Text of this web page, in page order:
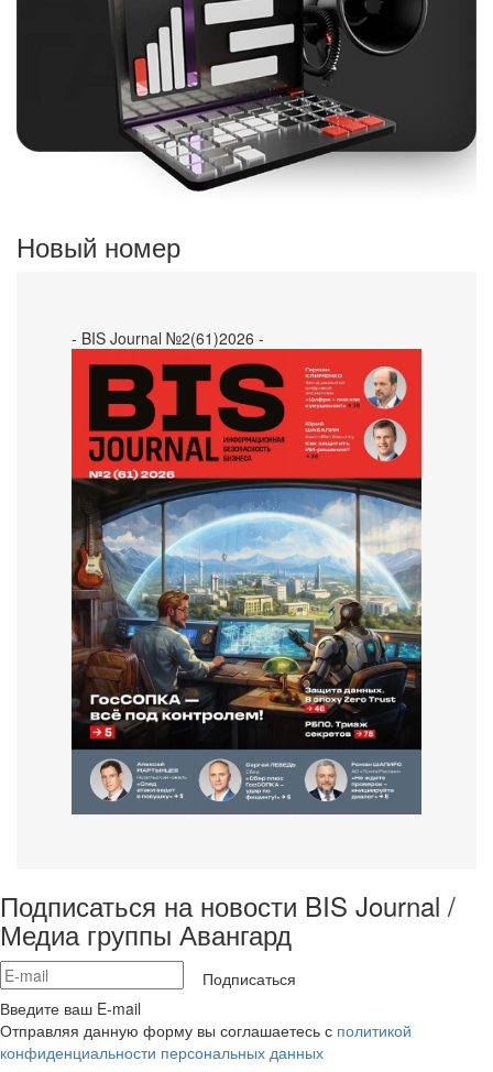
Новый номер
- BIS Journal №2(61)2026 -
Подписаться на новости BIS Journal /
Медиа группы Авангард
Подписаться
Введите ваш E-mail
Отправляя данную форму вы соглашаетесь с политикой
конфиденциальности персональных данных